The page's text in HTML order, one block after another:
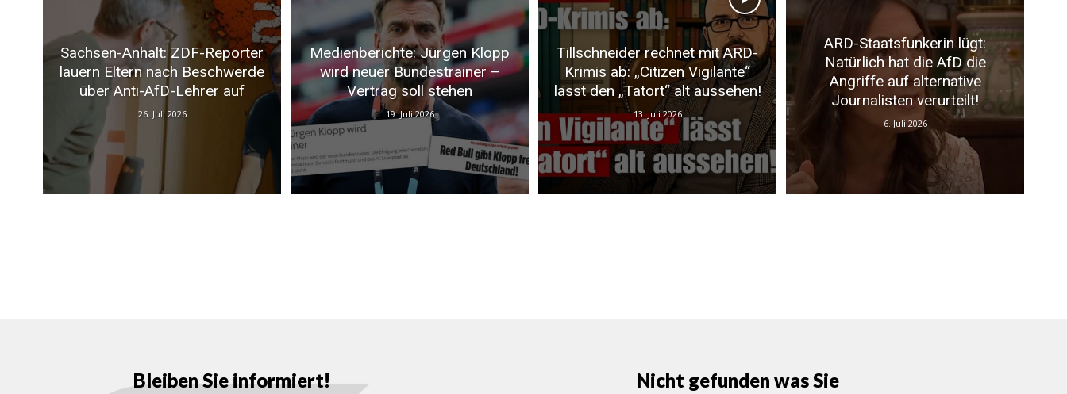
Sachsen-Anhalt: ZDF-Reporter
lauern Eltern nach Beschwerde
über Anti-AfD-Lehrer auf
26. Juli 2026
Medienberichte: Jürgen Klopp
wird neuer Bundestrainer –
Vertrag soll stehen
19. Juli 2026
Tillschneider rechnet mit ARD-
Krimis ab: „Citizen Vigilante“
lässt den „Tatort“ alt aussehen!
13. Juli 2026
ARD-Staatsfunkerin lügt:
Natürlich hat die AfD die
Angriffe auf alternative
Journalisten verurteilt!
6. Juli 2026
Bleiben Sie informiert!
Nicht gefunden was Sie